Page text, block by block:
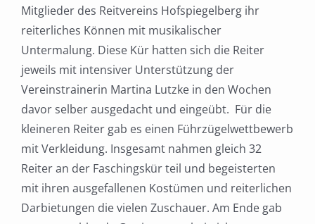
Mitglieder des Reitvereins Hofspiegelberg ihr
reiterliches Können mit musikalischer
Untermalung. Diese Kür hatten sich die Reiter
jeweils mit intensiver Unterstützung der
Vereinstrainerin Martina Lutzke in den Wochen
davor selber ausgedacht und eingeübt. Für die
kleineren Reiter gab es einen Führzügelwettbewerb
mit Verkleidung. Insgesamt nahmen gleich 32
Reiter an der Faschingskür teil und begeisterten
mit ihren ausgefallenen Kostümen und reiterlichen
Darbietungen die vielen Zuschauer. Am Ende gab